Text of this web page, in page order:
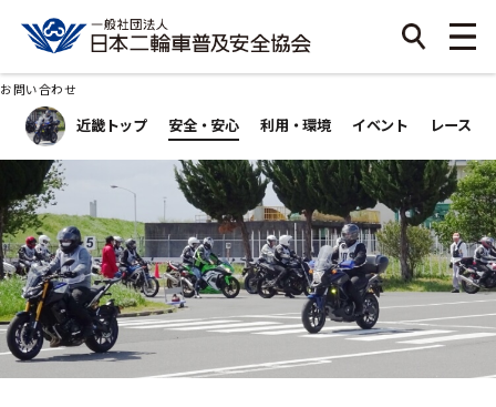
近畿トップ 安全・安心 利用・環境 イベント レース
お問い合わせ